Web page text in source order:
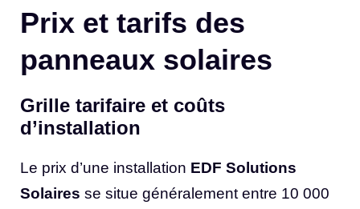
Prix et tarifs des
panneaux solaires
Grille tarifaire et coûts
d’installation
Le prix d’une installation EDF Solutions
Solaires se situe généralement entre 10 000